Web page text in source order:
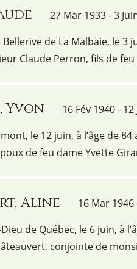
27 Mar 1933 - 3
Bellerive de La Malbaie, le 3
Claude Perron, fils de
Yvon
16 Fév 1940 -
le 12 juin, à l’âge de
de feu dame Yvette
Aline
16 Mar 1946
de Québec, le 6 juin, à
conjointe de